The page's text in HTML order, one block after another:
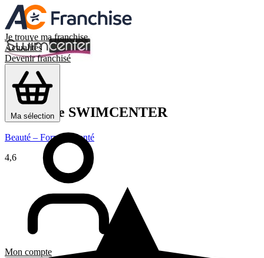
Je trouve ma franchise
Actualités
Devenir franchisé
Ma sélection
Mon compte
Franchise SWIMCENTER
Beauté – Forme – Santé
4,6